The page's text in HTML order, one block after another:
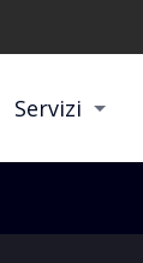
Servizi